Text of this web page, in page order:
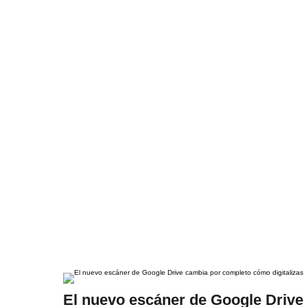
El nuevo escáner de Google Drive